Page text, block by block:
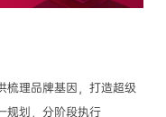
梳理品牌基因，打造超级
规划，分阶段执行